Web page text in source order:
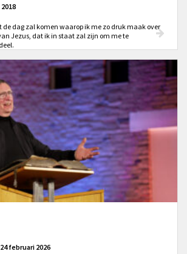
de dag zal komen waarop ik me zo druk maak over
Jezus, dat ik in staat zal zijn om me te
februari 2026